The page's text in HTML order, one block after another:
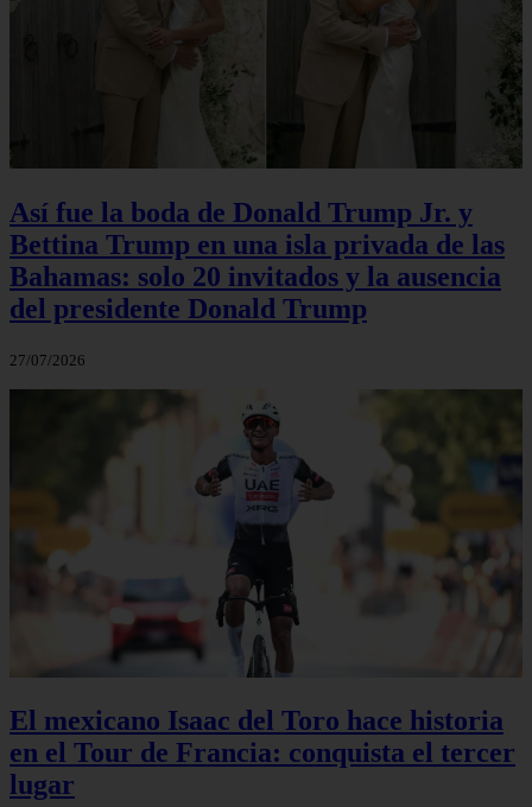
Así fue la boda de Donald Trump Jr. y
Bettina Trump en una isla privada de las
Bahamas: solo 20 invitados y la ausencia
del presidente Donald Trump
27/07/2026
El mexicano Isaac del Toro hace historia
en el Tour de Francia: conquista el tercer
lugar